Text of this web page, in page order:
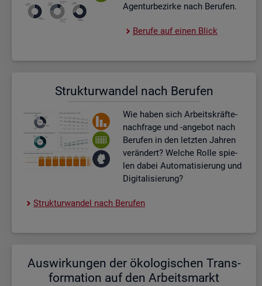
Agen­tur­be­zir­ke nach Be­ru­fen.
Be­ru­fe auf einen Blick
Struk­tur­wan­del nach Be­ru­fen
Wie haben sich Ar­beits­kräf­te­
nach­fra­ge und -an­ge­bot nach
Be­ru­fen in den letz­ten Jah­ren
ver­än­dert? Wel­che Rolle spie­
len dabei Au­to­ma­ti­sie­rung und
Di­gi­ta­li­sie­rung?
Struk­tur­wan­del nach Be­ru­fen
Aus­wir­kun­gen der öko­lo­gi­schen Trans­
for­ma­ti­on auf den Ar­beits­markt